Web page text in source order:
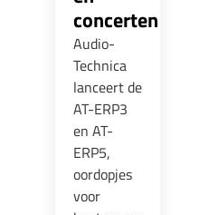
concerten
Audio-
Technica
lanceert de
AT-ERP3
en AT-
ERP5,
oordopjes
voor